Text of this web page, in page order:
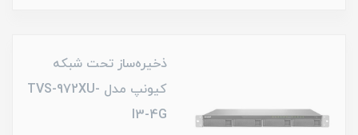
ذخیره‌ساز تحت شبکه
کیونپ مدل TVS-972XU-
I3-4G